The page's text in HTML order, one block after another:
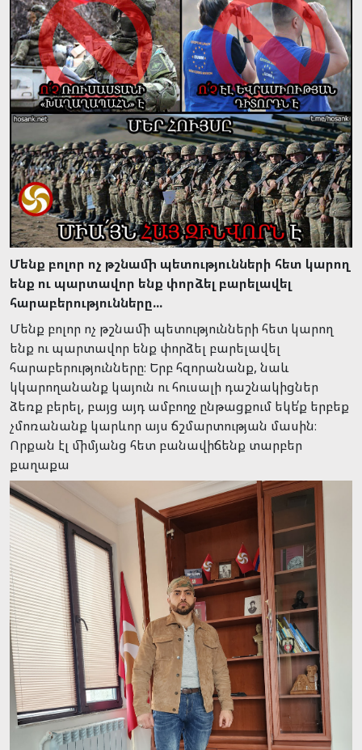
Մենք բոլոր ոչ թշնամի պետությունների հետ կարող
ենք ու պարտավոր ենք փորձել բարելավել
հարաբերությունները...
Մենք բոլոր ոչ թշնամի պետությունների հետ կարող
ենք ու պարտավոր ենք փորձել բարելավել
հարաբերությունները։ Երբ հզորանանք, նաև
կկարողանանք կայուն ու հուսալի դաշնակիցներ
ձեռք բերել, բայց այդ ամբողջ ընթացքում եկե՛ք երբեք
չմոռանանք կարևոր այս ճշմարտության մասին։
Որքան էլ միմյանց հետ բանավիճենք տարբեր
քաղաքա